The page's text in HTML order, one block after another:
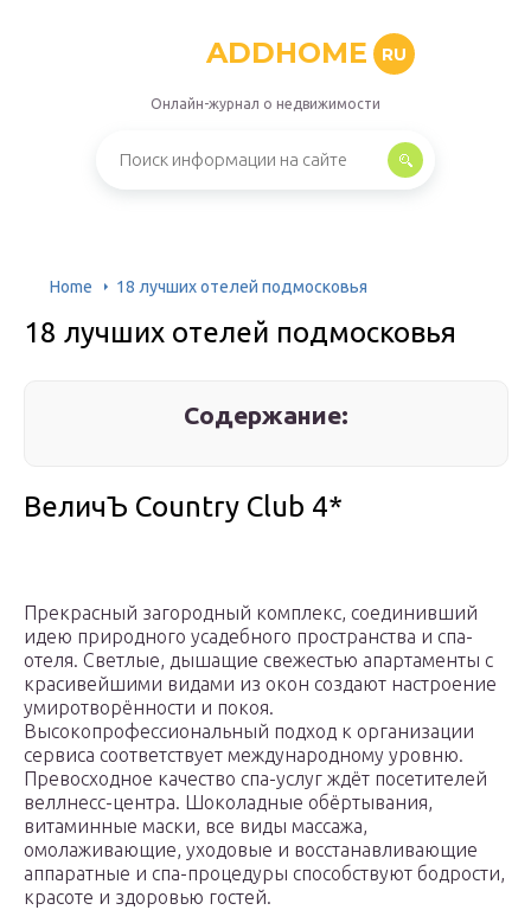
ADDHOME RU
Онлайн-журнал о недвижимости
Home 18 лучших отелей подмосковья
18 лучших отелей подмосковья
Содержание:
ВеличЪ Country Club 4*
Прекрасный загородный комплекс, соединивший
идею природного усадебного пространства и спа-
отеля. Светлые, дышащие свежестью апартаменты с
красивейшими видами из окон создают настроение
умиротворённости и покоя.
Высокопрофессиональный подход к организации
сервиса соответствует международному уровню.
Превосходное качество спа-услуг ждёт посетителей
веллнесс-центра. Шоколадные обёртывания,
витаминные маски, все виды массажа,
омолаживающие, уходовые и восстанавливающие
аппаратные и спа-процедуры способствуют бодрости,
красоте и здоровью гостей.